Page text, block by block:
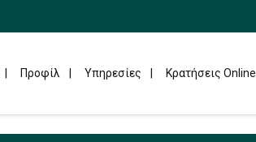
Προφίλ Υπηρεσίες Κρατήσεις Online